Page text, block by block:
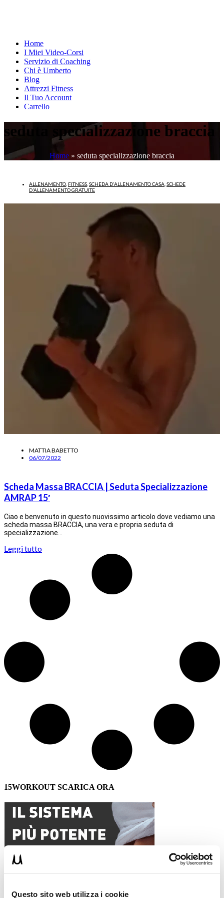
Questo sito web utilizza i cookie
Home
I Miei Video-Corsi
Servizio di Coaching
Chi è Umberto
Blog
Attrezzi Fitness
Il Tuo Account
Carrello
seduta specializzazione braccia
Home » seduta specializzazione braccia
ALLENAMENTO FITNESS SCHEDA D'ALLENAMENTO CASA SCHEDE
D'ALLENAMENTO GRATUITE
MATTIA BABETTO
06/07/2022
Scheda Massa BRACCIA | Seduta Specializzazione
AMRAP 15′
Ciao e benvenuto in questo nuovissimo articolo dove vediamo una
scheda massa BRACCIA, una vera e propria seduta di
specializzazione…
Leggi tutto
15WORKOUT SCARICA ORA